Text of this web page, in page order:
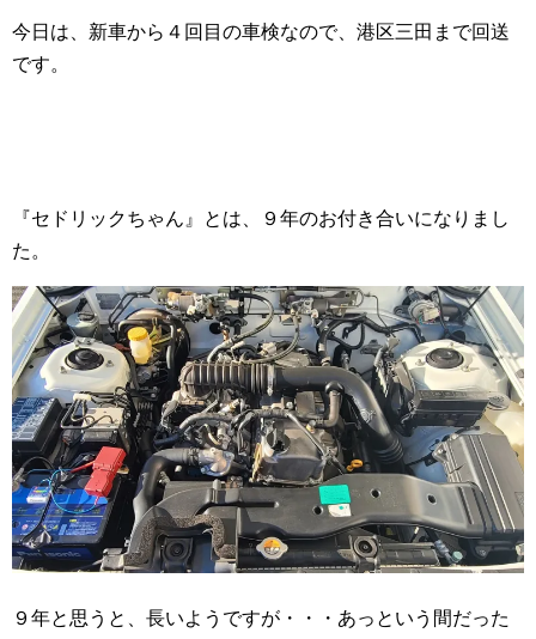
今日は、新車から４回目の車検なので、港区三田まで回送
です。
『セドリックちゃん』とは、９年のお付き合いになりまし
た。
９年と思うと、長いようですが・・・あっという間だった